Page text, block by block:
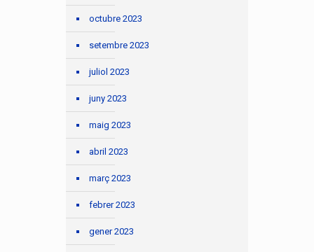
octubre 2023
setembre 2023
juliol 2023
juny 2023
maig 2023
abril 2023
març 2023
febrer 2023
gener 2023